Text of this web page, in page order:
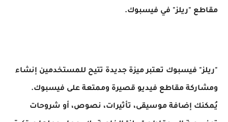
مقاطع "ريلز" في فيسبوك.
"ريلز" فيسبوك تعتبر ميزة جديدة تتيح للمستخدمين إنشاء
ومشاركة مقاطع فيديو قصيرة وممتعة على فيسبوك.
يُمكنك إضافة موسيقى، تأثيرات، نصوص، أو شروحات